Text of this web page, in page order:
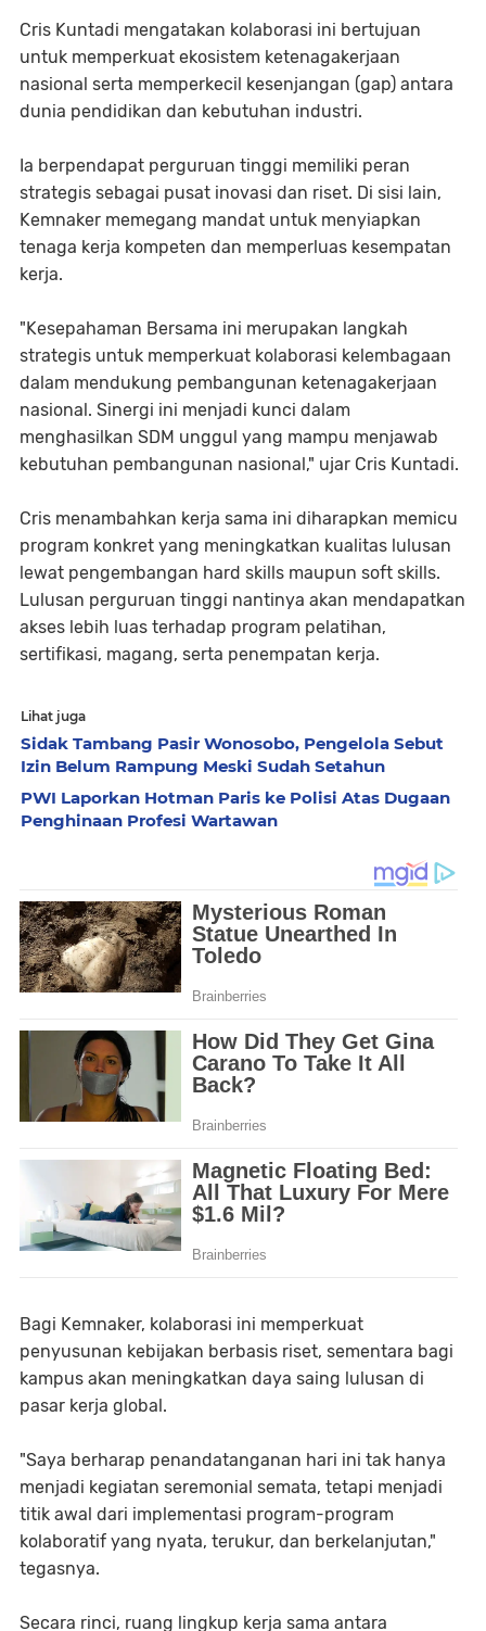
Cris Kuntadi mengatakan kolaborasi ini bertujuan
untuk memperkuat ekosistem ketenagakerjaan
nasional serta memperkecil kesenjangan (gap) antara
dunia pendidikan dan kebutuhan industri.
Ia berpendapat perguruan tinggi memiliki peran
strategis sebagai pusat inovasi dan riset. Di sisi lain,
Kemnaker memegang mandat untuk menyiapkan
tenaga kerja kompeten dan memperluas kesempatan
kerja.
"Kesepahaman Bersama ini merupakan langkah
strategis untuk memperkuat kolaborasi kelembagaan
dalam mendukung pembangunan ketenagakerjaan
nasional. Sinergi ini menjadi kunci dalam
menghasilkan SDM unggul yang mampu menjawab
kebutuhan pembangunan nasional," ujar Cris Kuntadi.
Cris menambahkan kerja sama ini diharapkan memicu
program konkret yang meningkatkan kualitas lulusan
lewat pengembangan hard skills maupun soft skills.
Lulusan perguruan tinggi nantinya akan mendapatkan
akses lebih luas terhadap program pelatihan,
sertifikasi, magang, serta penempatan kerja.
Lihat juga
Sidak Tambang Pasir Wonosobo, Pengelola Sebut
Izin Belum Rampung Meski Sudah Setahun
PWI Laporkan Hotman Paris ke Polisi Atas Dugaan
Penghinaan Profesi Wartawan
Bagi Kemnaker, kolaborasi ini memperkuat
penyusunan kebijakan berbasis riset, sementara bagi
kampus akan meningkatkan daya saing lulusan di
pasar kerja global.
"Saya berharap penandatanganan hari ini tak hanya
menjadi kegiatan seremonial semata, tetapi menjadi
titik awal dari implementasi program-program
kolaboratif yang nyata, terukur, dan berkelanjutan,"
tegasnya.
Secara rinci, ruang lingkup kerja sama antara